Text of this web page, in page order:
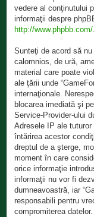
vedere al conţinutului
informaţii despre
http://www.phpbb.com/.
Sunteţi de acord să
calomnios, de ură,
material care poate
ale ţării unde
internaţionale.
blocarea imediată şi
Service-Provider-ului
Adresele IP ale
întărirea acestor
dreptul de a şterge,
moment în care
orice informaţie
informaţii nu vor fi
dumneavoastră, iar
responsabili pentru
compromiterea datelor.